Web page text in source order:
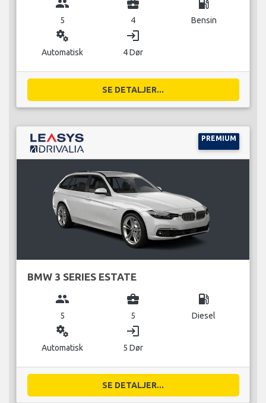
group
5
business_center
4
local_gas_station
Bensin
miscellaneous_services
Automatisk
login
4 Dør
SE DETALJER...
PREMIUM
BMW 3 SERIES ESTATE
group
5
business_center
5
local_gas_station
Diesel
miscellaneous_services
Automatisk
login
5 Dør
SE DETALJER...